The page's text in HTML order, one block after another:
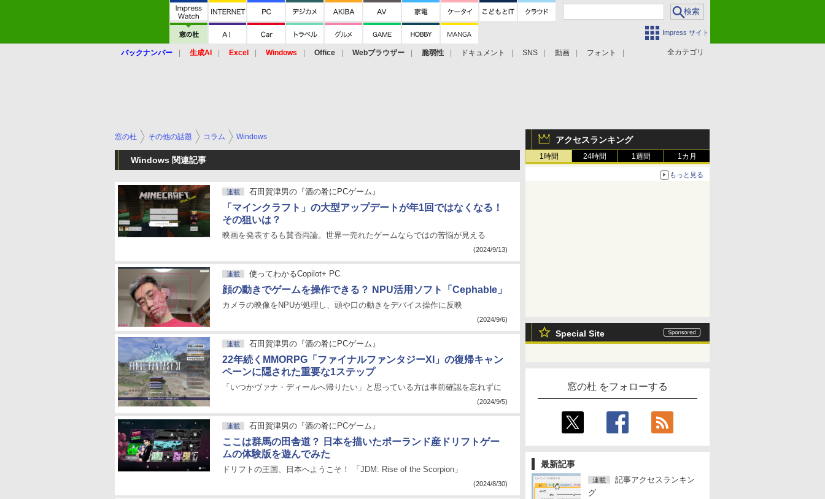
Impress サイト
全カテゴリ
バックナンバー 生成AI Excel Windows Office Webブラウザー 脆弱性 ドキュメント SNS 動画 フォント
アクセスランキング
1時間 24時間 1週間 1カ月
もっと見る
Special Site
窓の杜 をフォローする
最新記事
連載
記事アクセスランキン
グ
窓の杜 その他の話題 コラム Windows
Windows 関連記事
連載 石田賀津男の『酒の肴にPCゲーム』
「マインクラフト」の大型アップデートが年1回ではなくなる！
その狙いは？
映画を発表するも賛否両論。世界一売れたゲームならではの苦悩が見える
(2024/9/13)
連載 使ってわかるCopilot+ PC
顔の動きでゲームを操作できる？ NPU活用ソフト「Cephable」
カメラの映像をNPUが処理し、頭や口の動きをデバイス操作に反映
(2024/9/6)
連載 石田賀津男の『酒の肴にPCゲーム』
22年続くMMORPG「ファイナルファンタジーXI」の復帰キャン
ペーンに隠された重要な1ステップ
「いつかヴァナ・ディールへ帰りたい」と思っている方は事前確認を忘れずに
(2024/9/5)
連載 石田賀津男の『酒の肴にPCゲーム』
ここは群馬の田舎道？ 日本を描いたポーランド産ドリフトゲー
ムの体験版を遊んでみた
ドリフトの王国、日本へようこそ！ 「JDM: Rise of the Scorpion」
(2024/8/30)